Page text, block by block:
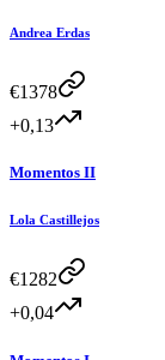
Andrea Erdas
€1378
+0,13
Momentos II
Lola Castillejos
€1282
+0,04